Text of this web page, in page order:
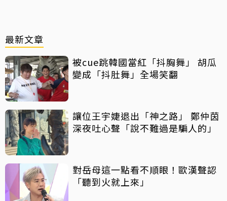
最新文章
被cue跳韓國當紅「抖胸舞」 胡瓜
變成「抖肚舞」全場笑翻
讓位王宇婕退出「神之路」 鄭仲茵
深夜吐心聲「說不難過是騙人的」
對岳母這一點看不順眼！歐漢聲認
「聽到火就上來」